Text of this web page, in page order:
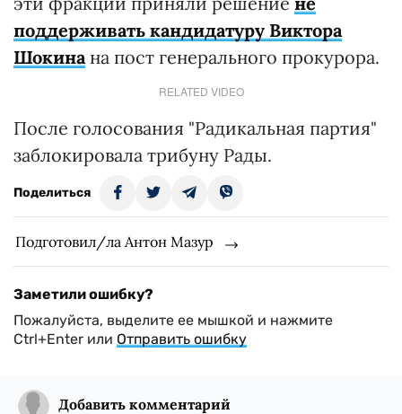
поддерживать кандидатуру Виктора
Шокинана пост генерального прокурора.
RELATED VIDEO
После голосования "Радикальная партия"
заблокировала трибуну Рады.
Поделиться
Подготовил/ла Антон Мазур
Заметили ошибку?
Пожалуйста, выделите ее мышкой и нажмите
Ctrl+Enter или Отправить ошибку
Добавить комментарий